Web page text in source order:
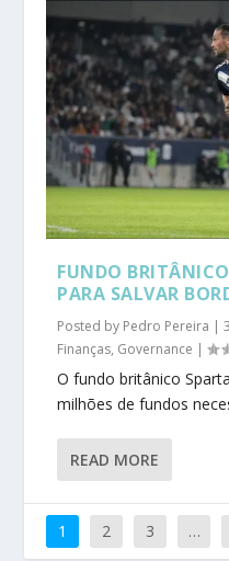
FUNDO
PARA SALVAR
Posted by Pedro Pereira |
Finanças, Governance |
O fundo britânico
milhões de fundos
READ MORE
1 2 3 …